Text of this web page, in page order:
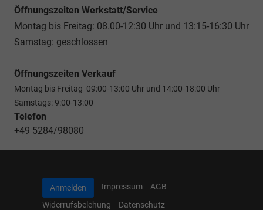
Öffnungszeiten Werkstatt/Service
Montag bis Freitag: 08.00-12:30 Uhr und 13:15-16:30 Uhr
Samstag: geschlossen
Öffnungszeiten Verkauf
Montag bis Freitag 09:00-13:00 Uhr und 14:00-18:00 Uhr
Samstags: 9:00-13:00
Telefon
+49 5284/98080
Anmelden Impressum
AGB
Widerrufsbelehung
Datenschutz